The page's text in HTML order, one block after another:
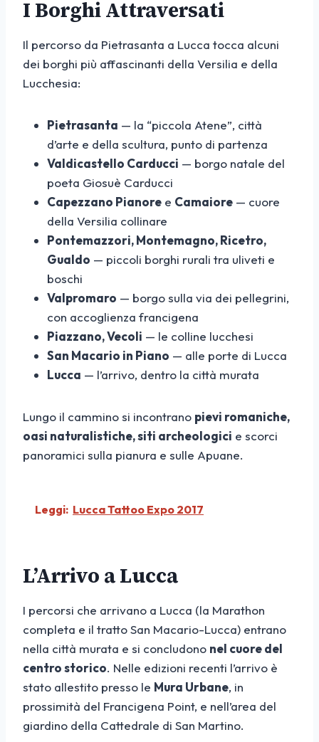
I Borghi Attraversati
Il percorso da Pietrasanta a Lucca tocca alcuni
dei borghi più affascinanti della Versilia e della
Lucchesia:
Pietrasanta — la “piccola Atene”, città
d’arte e della scultura, punto di partenza
Valdicastello Carducci — borgo natale del
poeta Giosuè Carducci
Capezzano Pianore e Camaiore — cuore
della Versilia collinare
Pontemazzori, Montemagno, Ricetro,
Gualdo — piccoli borghi rurali tra uliveti e
boschi
Valpromaro — borgo sulla via dei pellegrini,
con accoglienza francigena
Piazzano, Vecoli — le colline lucchesi
San Macario in Piano — alle porte di Lucca
Lucca — l’arrivo, dentro la città murata
Lungo il cammino si incontrano pievi romaniche,
oasi naturalistiche, siti archeologici e scorci
panoramici sulla pianura e sulle Apuane.
Leggi: Lucca Tattoo Expo 2017
L’Arrivo a Lucca
I percorsi che arrivano a Lucca (la Marathon
completa e il tratto San Macario-Lucca) entrano
nella città murata e si concludono nel cuore del
centro storico. Nelle edizioni recenti l’arrivo è
stato allestito presso le Mura Urbane, in
prossimità del Francigena Point, e nell’area del
giardino della Cattedrale di San Martino.